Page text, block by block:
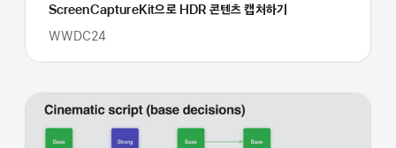
ScreenCaptureKit으로 HDR 콘텐츠 캡처하기
WWDC24